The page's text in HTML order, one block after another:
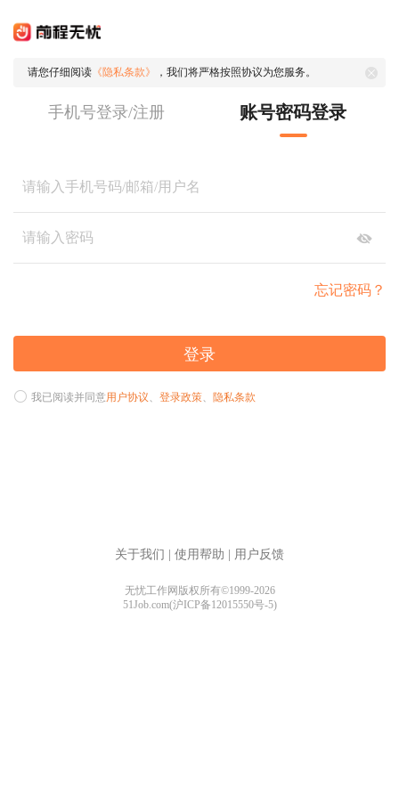
请您仔细阅读 《隐私条款》 ，我们将严格按照协议为您服务。
手机号登录/注册 账号密码登录
忘记密码？
登录
我已阅读并同意用户协议、 登录政策、 隐私条款
关于我们 使用帮助 用户反馈
无忧工作网版权所有©1999-2026
51Job.com(沪ICP备12015550号-5)